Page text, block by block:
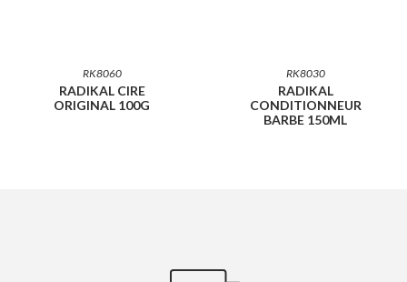
RK8060
RADIKAL CIRE
ORIGINAL 100G
RK8030
RADIKAL
CONDITIONNEUR
BARBE 150ML